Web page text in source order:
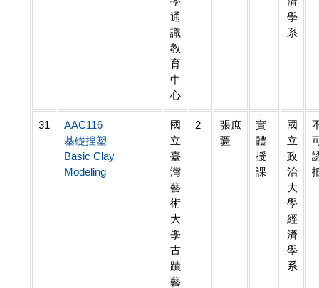
通
識
教
育
中
心
學
系
31
AAC116
基礎捏塑
Basic Clay
Modeling
國
立
臺
灣
藝
術
大
學
古
蹟
藝
2
張庶
疆
實
體
授
課
國
立
政
治
大
學
經
濟
學
系